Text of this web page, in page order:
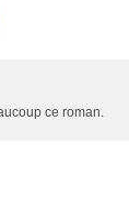
ce roman.